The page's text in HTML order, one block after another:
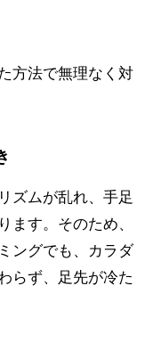
方法で無理なく対
ズムが乱れ、手足
ます。そのため、
ングでも、カラダ
らず、足先が冷た